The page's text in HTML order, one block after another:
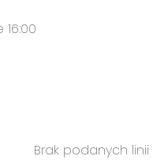
Brak podanych linii